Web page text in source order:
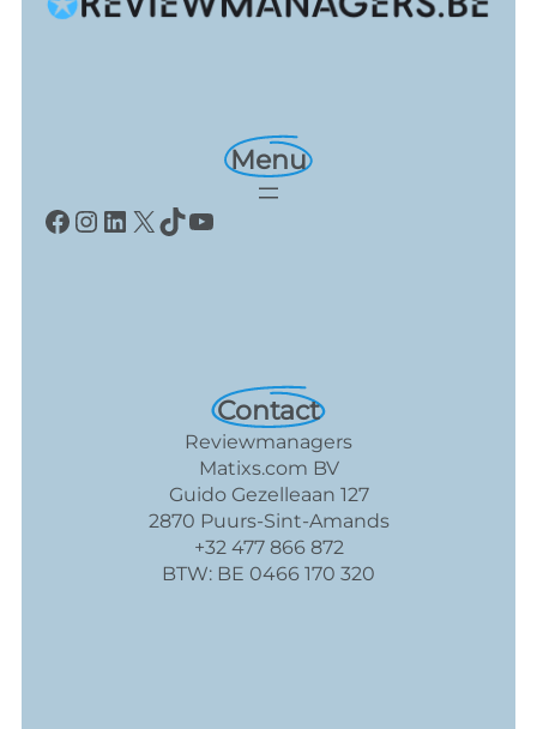
Menu
Facebook
Instagram
LinkedIn
X TikTok
YouTube
Contact
Reviewmanagers
Matixs.com BV
Guido Gezelleaan 127
2870 Puurs-Sint-Amands
+32 477 866 872
BTW: BE 0466 170 320